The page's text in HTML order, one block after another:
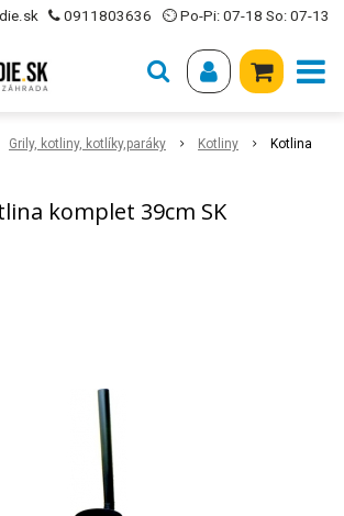
0911803636 ⏲ Po-Pi: 07-18 So: 07-13
Grily, kotliny, kotlíky,paráky Kotliny
Kotlina
komplet 39cm SK